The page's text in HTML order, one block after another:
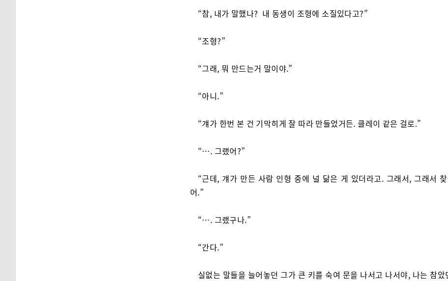
“참, 내가 말했나? 내 동생이 조형에 소질있다고?”
“조형?”
“그래, 뭐 만드는거 말이야.”
“아니.”
“걔가 한번 본 건 기막히게 잘 따라 만들었거든. 클레이 같은 걸로.”
“…. 그랬어?”
“근데, 걔가 만든 사람 인형 중에 널 닮은 게 있더라고. 그래서, 그래서
어.”
“…. 그랬구나.”
“간다.”
실없는 말들을 늘어놓던 그가 큰 키를 숙여 문을 나서고 나서야, 나는 참았